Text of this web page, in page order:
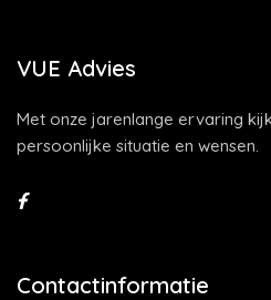
VUE Advies
Met onze jarenlange ervaring
persoonlijke situatie en wensen.
Contactinformatie